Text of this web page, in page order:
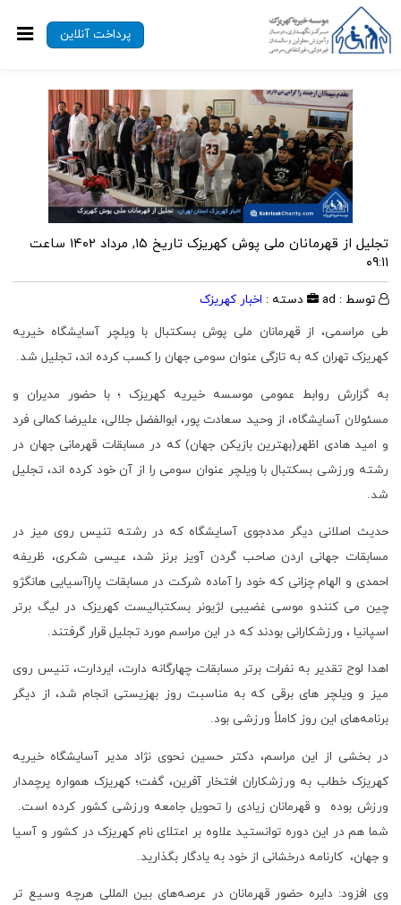
پرداخت آنلاین
تجلیل از قهرمانان ملی پوش کهریزک
تاریخ ۱۵, مرداد ۱۴۰۲ ساعت
۰۹:۱۱
توسط : ad دسته : اخبار کهریزک
طی مراسمی، از قهرمانان ملی پوش بسکتبال با ویلچر آسایشگاه خیریه
کهریزک تهران که به تازگی عنوان سومی جهان را کسب کرده اند، تجلیل شد.
به گزارش روابط عمومی موسسه خیریه کهریزک ؛ با حضور مدیران و
مسئولان آسایشگاه، از وحید سعادت پور، ابوالفضل جلالی، علیرضا کمالی فرد
و امید هادی اظهر(بهترین بازیکن جهان) که در مسابقات قهرمانی جهان در
رشته ورزشی بسکتبال با ویلچر عنوان سومی را از آن خود کرده اند، تجلیل
شد.
حدیث اصلانی دیگر مددجوی آسایشگاه که در رشته تنیس روی میز در
مسابقات جهانی اردن صاحب گردن آویز برنز شد، عیسی شکری، ظریفه
احمدی و الهام چزانی که خود را آماده شرکت در مسابقات پاراآسیایی هانگژو
چین می کنندو موسی غضیبی لژیونر بسکتبالیست کهریزک در لیگ برتر
اسپانیا ، ورزشکارانی بودند که در این مراسم مورد تجلیل قرار گرفتند.
اهدا لوح تقدیر به نفرات برتر مسابقات چهارگانه دارت، ایردارت، تنیس روی
میز و ویلچر های برقی که به مناسبت روز بهزیستی انجام شد، از دیگر
برنامه‌های این روز کاملأ ورزشی بود.
در بخشی از این مراسم، دکتر حسین نحوی نژاد مدیر آسایشگاه خیریه
کهریزک خطاب به ورزشکاران افتخار آفرین، گفت؛ کهریزک همواره پرچمدار
ورزش بوده و قهرمانان زیادی را تحویل جامعه ورزشی کشور کرده است.
شما هم در این دوره توانستید علاوه بر اعتلای نام کهریزک در کشور و آسیا
و جهان، کارنامه درخشانی از خود به یادگار بگذارید.
وی افزود: دایره حضور قهرمانان در عرصه‌های بین المللی هرچه وسیع تر